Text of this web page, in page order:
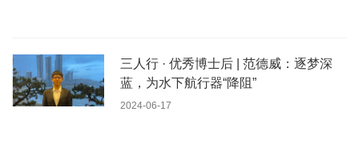
三人行 · 优秀博士后 | 范德威：逐梦深
蓝，为水下航行器“降阻”
2024-06-17